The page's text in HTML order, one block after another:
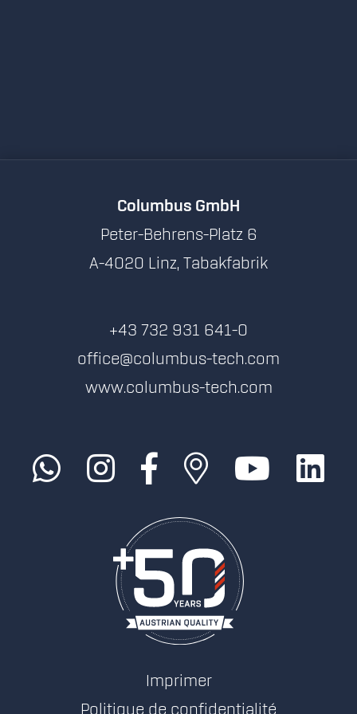
Columbus GmbH
Peter-Behrens-Platz 6
A-4020 Linz, Tabakfabrik
+43 732 931 641-0
office@columbus-tech.com
www.columbus-tech.com
Imprimer
Politique de confidentialité